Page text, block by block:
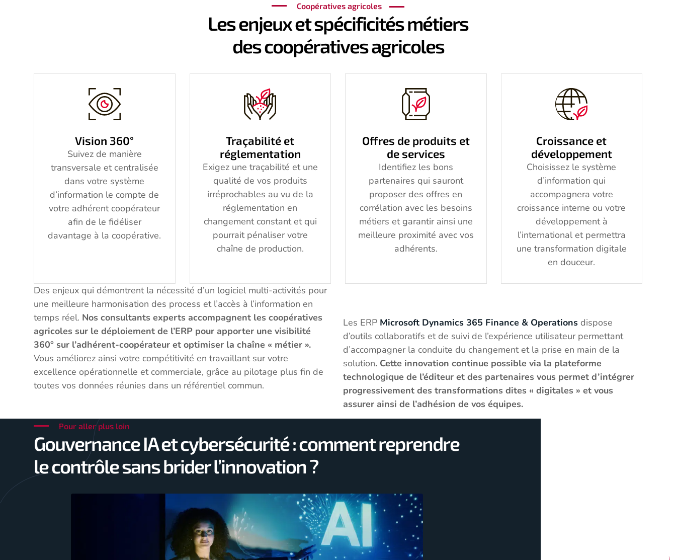
Coopératives agricoles
Les enjeux et spécificités métiers
des coopératives agricoles
Vision 360°
Suivez de manière
transversale et centralisée
dans votre système
d’information le compte de
votre adhérent coopérateur
afin de le fidéliser
davantage à la coopérative.
Traçabilité et
réglementation
Exigez une traçabilité et une
qualité de vos produits
irréprochables au vu de la
réglementation en
changement constant et qui
pourrait pénaliser votre
chaîne de production.
Offres de produits et
de services
Identifiez les bons
partenaires qui sauront
proposer des offres en
corrélation avec les besoins
métiers et garantir ainsi une
meilleure proximité avec vos
adhérents.
Croissance et
développement
Choisissez le système
d’information qui
accompagnera votre
croissance interne ou votre
développement à
l’international et permettra
une transformation digitale
en douceur.
Des enjeux qui démontrent la nécessité d’un logiciel multi-activités pour
une meilleure harmonisation des process et l’accès à l’information en
temps réel. Nos consultants experts accompagnent les coopératives
agricoles sur le déploiement de l’ERP pour apporter une visibilité
360° sur l’adhérent-coopérateur et optimiser la chaîne « métier ».
Vous améliorez ainsi votre compétitivité en travaillant sur votre
excellence opérationnelle et commerciale, grâce au pilotage plus fin de
toutes vos données réunies dans un référentiel commun.
Les ERP Microsoft Dynamics 365 Finance & Operations dispose
d’outils collaboratifs et de suivi de l’expérience utilisateur permettant
d’accompagner la conduite du changement et la prise en main de la
solution. Cette innovation continue possible via la plateforme
technologique de l’éditeur et des partenaires vous permet d’intégrer
progressivement des transformations dites « digitales » et vous
assurer ainsi de l’adhésion de vos équipes.
Pour aller plus loin
Gouvernance IA et cybersécurité : comment reprendre
le contrôle sans brider l’innovation ?